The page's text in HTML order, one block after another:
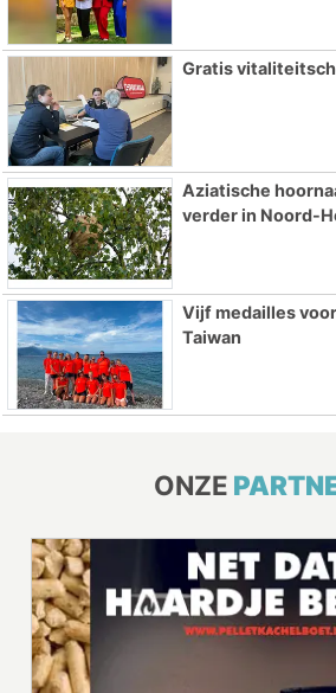
Gratis
Aziatische
verder in Noord-
Vijf medailles
Taiwan
ONZE